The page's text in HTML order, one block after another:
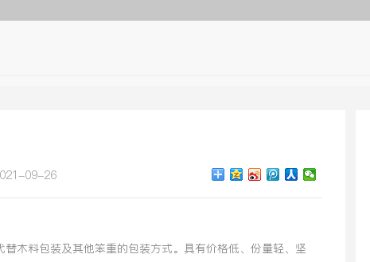
09-26
木料包装及其他笨重的包装方式。具有价格低、份量轻、坚